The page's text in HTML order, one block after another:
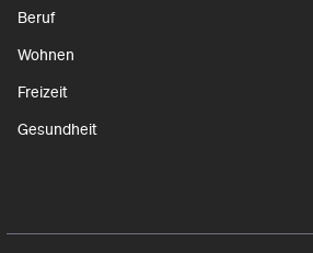
Beruf
Wohnen
Freizeit
Gesundheit